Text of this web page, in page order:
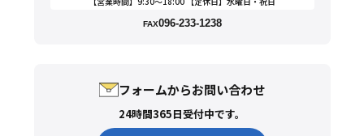
FAX096-233-1238
フォームからお問い合わせ
24時間365日受付中です。